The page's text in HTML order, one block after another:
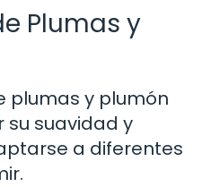
Plumas y
plumas y plumón
su suavidad y
a diferentes